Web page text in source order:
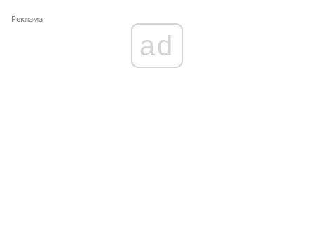
Реклама
ad